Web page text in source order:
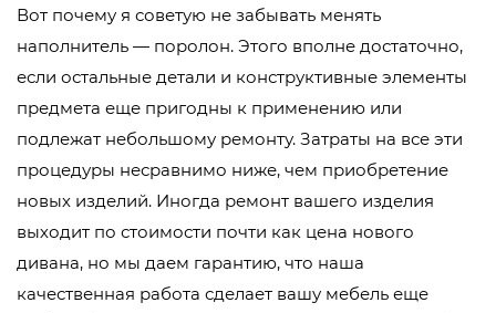
Вот почему я советую не забывать менять
наполнитель — поролон. Этого вполне достаточно,
если остальные детали и конструктивные элементы
предмета еще пригодны к применению или
подлежат небольшому ремонту. Затраты на все эти
процедуры несравнимо ниже, чем приобретение
новых изделий. Иногда ремонт вашего изделия
выходит по стоимости почти как цена нового
дивана, но мы даем гарантию, что наша
качественная работа сделает вашу мебель еще